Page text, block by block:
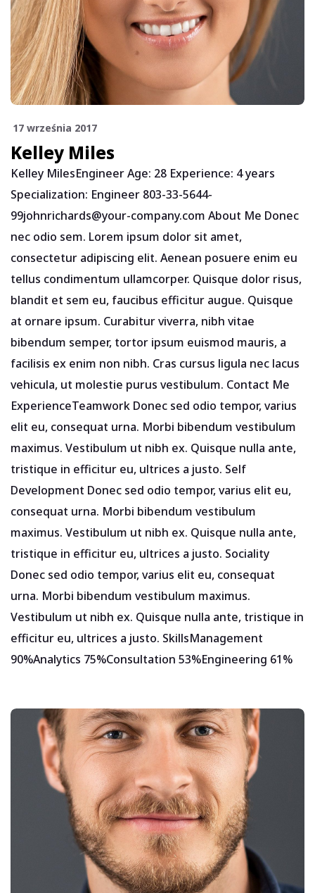
17 września 2017
Kelley Miles
Kelley MilesEngineer Age: 28 Experience: 4 years
Specialization: Engineer 803-33-5644-
99johnrichards@your-company.com About Me Donec
nec odio sem. Lorem ipsum dolor sit amet,
consectetur adipiscing elit. Aenean posuere enim eu
tellus condimentum ullamcorper. Quisque dolor risus,
blandit et sem eu, faucibus efficitur augue. Quisque
at ornare ipsum. Curabitur viverra, nibh vitae
bibendum semper, tortor ipsum euismod mauris, a
facilisis ex enim non nibh. Cras cursus ligula nec lacus
vehicula, ut molestie purus vestibulum. Contact Me
ExperienceTeamwork Donec sed odio tempor, varius
elit eu, consequat urna. Morbi bibendum vestibulum
maximus. Vestibulum ut nibh ex. Quisque nulla ante,
tristique in efficitur eu, ultrices a justo. Self
Development Donec sed odio tempor, varius elit eu,
consequat urna. Morbi bibendum vestibulum
maximus. Vestibulum ut nibh ex. Quisque nulla ante,
tristique in efficitur eu, ultrices a justo. Sociality
Donec sed odio tempor, varius elit eu, consequat
urna. Morbi bibendum vestibulum maximus.
Vestibulum ut nibh ex. Quisque nulla ante, tristique in
efficitur eu, ultrices a justo. SkillsManagement
90%Analytics 75%Consultation 53%Engineering 61%